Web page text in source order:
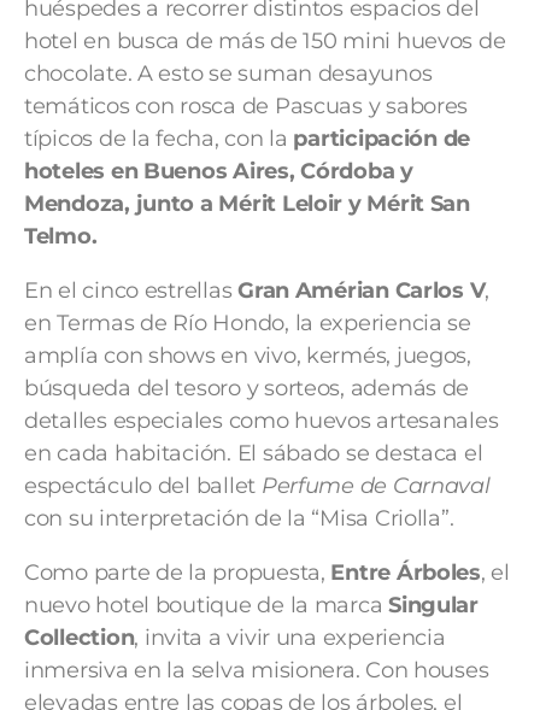
huéspedes a recorrer distintos espacios del
hotel en busca de más de 150 mini huevos de
chocolate. A esto se suman desayunos
temáticos con rosca de Pascuas y sabores
típicos de la fecha, con la participación de
hoteles en Buenos Aires, Córdoba y
Mendoza, junto a Mérit Leloir y Mérit San
Telmo.
En el cinco estrellasGran Amérian Carlos V,
en Termas de Río Hondo, la experiencia se
amplía con shows en vivo, kermés, juegos,
búsqueda del tesoro y sorteos, además de
detalles especiales como huevos artesanales
en cada habitación. El sábado se destaca el
espectáculo del ballet Perfume de Carnaval
con su interpretación de la “Misa Criolla”.
Como parte de la propuesta, Entre Árboles, el
nuevo hotel boutique de la marcaSingular
Collection, invita a vivir una experiencia
inmersiva en la selva misionera. Con houses
elevadas entre las copas de los árboles, el